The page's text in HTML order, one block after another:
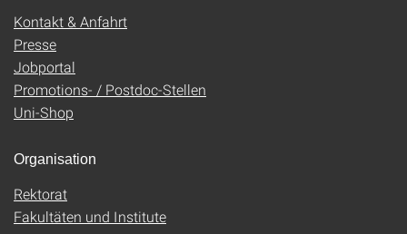
Kontakt & Anfahrt
Presse
Jobportal
Promotions- / Postdoc-Stellen
Uni-Shop
Organisation
Rektorat
Fakultäten und Institute